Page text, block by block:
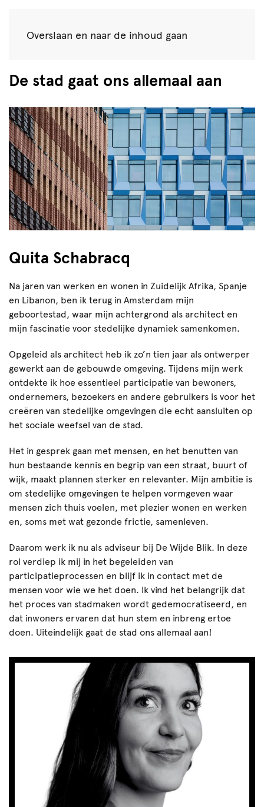
Overslaan en naar de inhoud gaan
De stad gaat ons allemaal aan
Quita Schabracq
Na jaren van werken en wonen in Zuidelijk Afrika, Spanje
en Libanon, ben ik terug in Amsterdam mijn
geboortestad, waar mijn achtergrond als architect en
mijn fascinatie voor stedelijke dynamiek samenkomen.
Opgeleid als architect heb ik zo’n tien jaar als ontwerper
gewerkt aan de gebouwde omgeving. Tijdens mijn werk
ontdekte ik hoe essentieel participatie van bewoners,
ondernemers, bezoekers en andere gebruikers is voor het
creëren van stedelijke omgevingen die echt aansluiten op
het sociale weefsel van de stad.
Het in gesprek gaan met mensen, en het benutten van
hun bestaande kennis en begrip van een straat, buurt of
wijk, maakt plannen sterker en relevanter. Mijn ambitie is
om stedelijke omgevingen te helpen vormgeven waar
mensen zich thuis voelen, met plezier wonen en werken
en, soms met wat gezonde frictie, samenleven.
Daarom werk ik nu als adviseur bij De Wijde Blik. In deze
rol verdiep ik mij in het begeleiden van
participatieprocessen en blijf ik in contact met de
mensen voor wie we het doen. Ik vind het belangrijk dat
het proces van stadmaken wordt gedemocratiseerd, en
dat inwoners ervaren dat hun stem en inbreng ertoe
doen. Uiteindelijk gaat de stad ons allemaal aan!